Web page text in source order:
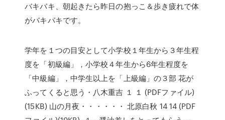
バキバキ、朝起きたら昨日の抱っこ＆歩き疲れで体
がバキバキです。
学年を１つの目安として小学校１年生から３年生程
度を「初級編」，小学校４年生から6年生程度を
「中級編」，中学生以上を「上級編」の３部 花が
ふってくると思う・八木重吉 １ １ (PDFファイル)
(15KB) 山の月夜・・・・・・ 北原白秋 14 14 (PDF